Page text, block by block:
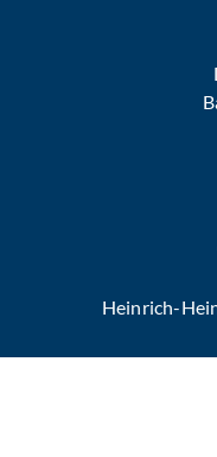
Heinrich-